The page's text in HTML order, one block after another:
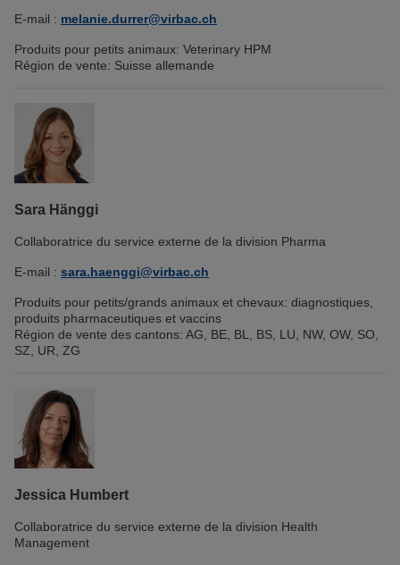
E-mail : melanie.durrer@virbac.ch
Produits pour petits animaux: Veterinary HPM
Région de vente: Suisse allemande
Sara Hänggi
Collaboratrice du service externe de la division Pharma
E-mail : sara.haenggi@virbac.ch
Produits pour petits/grands animaux et chevaux: diagnostiques,
produits pharmaceutiques et vaccins
Région de vente des cantons: AG, BE, BL, BS, LU, NW, OW, SO,
SZ, UR, ZG
Jessica Humbert
Collaboratrice du service externe de la division Health
Management